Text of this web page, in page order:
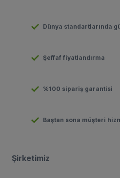
Dünya standartlarında
Şeffaf fiyatlandırma
%100 sipariş garantisi
Baştan sona müşteri
Şirketimiz